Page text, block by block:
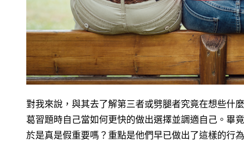
對我來說，與其去了解第三者或劈腿者究竟在想些什
葛習題時自己當如何更快的做出選擇並調適自己。畢
於是真是假重要嗎？重點是他們早已做出了這樣的行